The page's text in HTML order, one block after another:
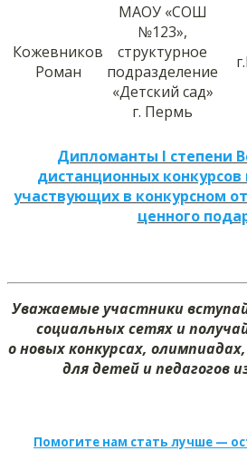
Кожевников
Роман
МАОУ «СОШ
№123»,
структурное
подразделение
«Детский сад»
г. Пермь
Дипломанты I степени
дистанционных
участвующих в конкурсном
ценного
Уважаемые участники
социальных сетях и
о новых конкурсах,
для детей и педагогов
Помогите нам стать лучше —